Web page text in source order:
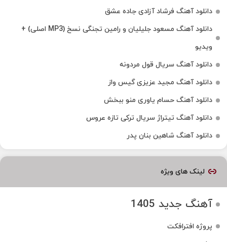
دانلود آهنگ فرشاد آزادی جاده عشق
دانلود آهنگ مسعود جلیلیان و رامین تجنگی نسخ (MP3 اصلی) +
ویدیو
دانلود آهنگ سریال قول مردونه
دانلود آهنگ مجید عزیزی گیس واز
دانلود آهنگ حسام یاوری منو ببخش
دانلود آهنگ تیتراژ سریال ترکی تازه عروس
دانلود آهنگ شاهین بنان پدر
لینک های ویژه
آهنگ جدید 1405
پروژه افترافکت